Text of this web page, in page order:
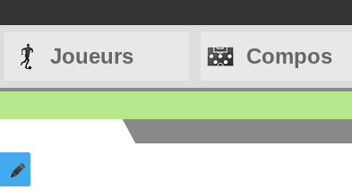
Joueurs Compos